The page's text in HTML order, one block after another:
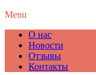
Menu
О нас
Новости
Отзывы
Контакты